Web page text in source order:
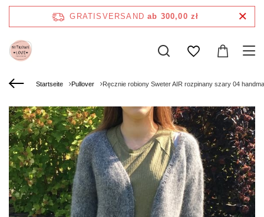
GRATISVERSAND ab 300,00 zł
Startseite Pullover Ręcznie robiony Sweter AIR rozpinany szary 04